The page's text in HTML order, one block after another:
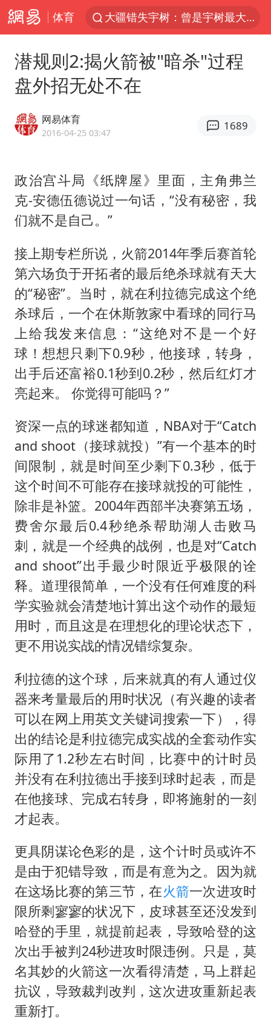
体育
大疆错失宇树：曾是宇树最大外部股东
上海鼓励居家办公
部分银行上调存款利率
朱一龙的鼻子怎么了
费大厨口号更改 不再宣传小炒肉大王
上海地铁4条线路全线停运
5万小车卖不动 微型代步车集体遇冷
4.2平卫生间补漏注胶花1.55万
三预警齐发 11个省份有大到暴雨
“还不如不放假”
从科技创新看开局起步的时与势
潜规则2:揭火箭被"暗杀"过程
盘外招无处不在
网易体育
2016-04-25 03:47
1689
政治宫斗局《纸牌屋》里面，主角弗兰
克-安德伍德说过一句话，“没有秘密，我
们就不是自己。”
接上期专栏所说，火箭2014年季后赛首轮
第六场负于开拓者的最后绝杀球就有天大
的“秘密”。当时，就在利拉德完成这个绝
杀球后，一个在休斯敦家中看球的同行马
上给我发来信息：“这绝对不是一个好
球！想想只剩下0.9秒，他接球，转身，
出手后还富裕0.1秒到0.2秒，然后红灯才
亮起来。 你觉得可能吗？”
资深一点的球迷都知道，NBA对于“Catch
and shoot（接球就投）”有一个基本的时
间限制，就是时间至少剩下0.3秒，低于
这个时间不可能存在接球就投的可能性，
除非是补篮。2004年西部半决赛第五场，
费舍尔最后0.4秒绝杀帮助湖人击败马
刺，就是一个经典的战例，也是对“Catch
and shoot”出手最少时限近乎极限的诠
释。道理很简单，一个没有任何难度的科
学实验就会清楚地计算出这个动作的最短
用时，而且这是在理想化的理论状态下，
更不用说实战的情况错综复杂。
利拉德的这个球，后来就真的有人通过仪
器来考量最后的用时状况（有兴趣的读者
可以在网上用英文关键词搜索一下），得
出的结论是利拉德完成实战的全套动作实
际用了1.2秒左右时间，比赛中的计时员
并没有在利拉德出手接到球时起表，而是
在他接球、完成右转身，即将施射的一刻
才起表。
更具阴谋论色彩的是，这个计时员或许不
是由于犯错导致，而是有意为之。因为就
在这场比赛的第三节，在火箭一次进攻时
限所剩寥寥的状况下，皮球甚至还没发到
哈登的手里，就提前起表，导致哈登的这
次出手被判24秒进攻时限违例。只是，莫
名其妙的火箭这一次看得清楚，马上群起
抗议，导致裁判改判，这次进攻重新起表
重新打。